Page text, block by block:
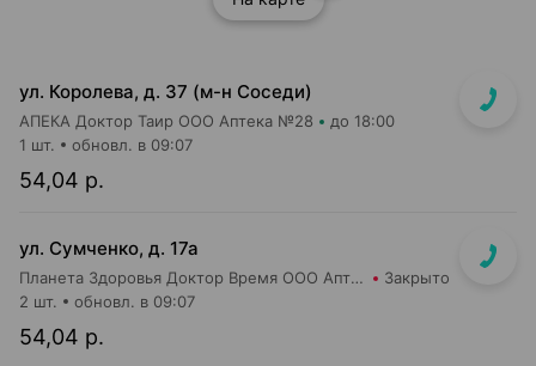
ул. Королева, д. 37 (м-н Соседи)
АПЕКА Доктор Таир ООО Аптека №28 до 18:00
54,04 р.
1 шт. обновл. в 09:07
ул. Сумченко, д. 17а
Планета Здоровья Доктор Время ООО Аптека №42 Закрыто
54,04 р.
2 шт. обновл. в 09:07